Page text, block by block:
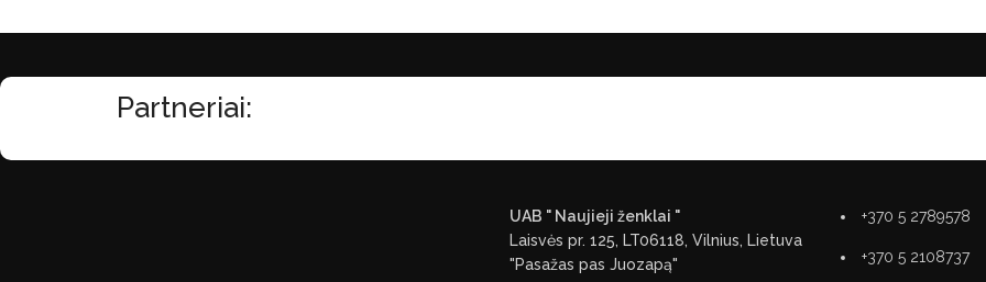
Partneriai:
UAB " Naujieji ženklai "
Laisvės pr. 125, LT06118, Vilnius, Lietuva
"Pasažas pas Juozapą"
+370 5 2789578
+370 5 2108737